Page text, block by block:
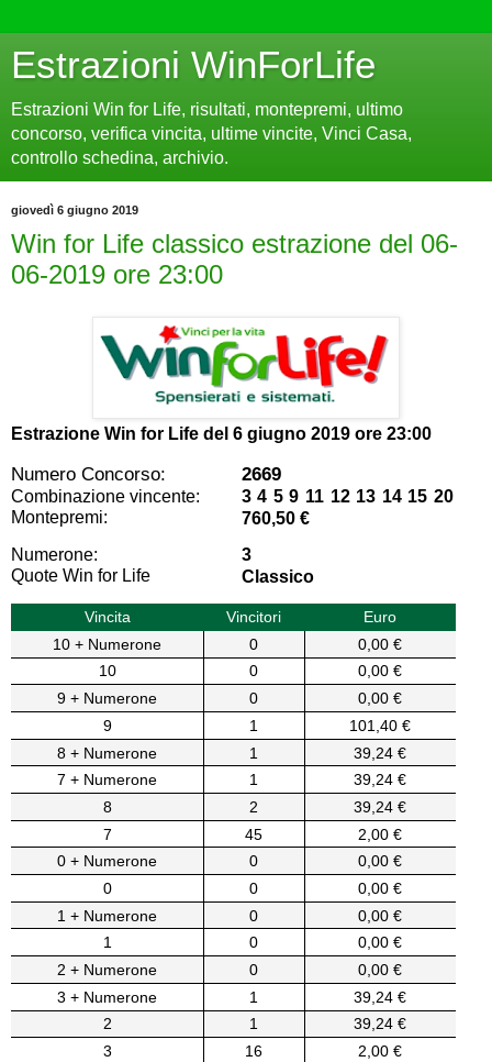
Estrazioni WinForLife
Estrazioni Win for Life, risultati, montepremi, ultimo
concorso, verifica vincita, ultime vincite, Vinci Casa,
controllo schedina, archivio.
giovedì 6 giugno 2019
Win for Life classico estrazione del 06-
06-2019 ore 23:00
Estrazione Win for Life del 6 giugno 2019 ore 23:00
Numero Concorso: 2669
Combinazione vincente:
3 4 5 9 11 12 13 14 15 20
Montepremi:
760,50 €
Numerone:
3
Quote Win for Life
Classico
Vincita Vincitori
Euro
10 + Numerone
0
0,00 €
10
0
0,00 €
9 + Numerone
0
0,00 €
9
1
101,40 €
8 + Numerone
1
39,24 €
7 + Numerone
1
39,24 €
8
2
39,24 €
7
45
2,00 €
0 + Numerone
0
0,00 €
0
0
0,00 €
1 + Numerone
0
0,00 €
1
0
0,00 €
2 + Numerone
0
0,00 €
3 + Numerone
1
39,24 €
2
1
39,24 €
3
16 2,00 €